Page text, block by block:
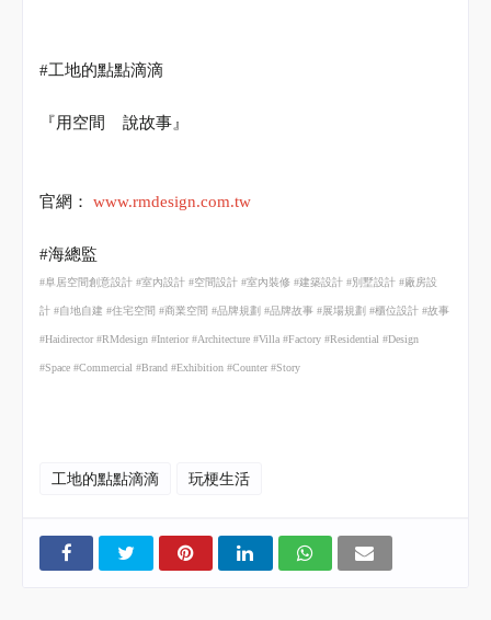
#工地的點點滴滴
『用空間 說故事』
官網： www.rmdesign.com.tw
#海總監
#阜居空間創意設計 #室內設計 #空間設計 #室內裝修 #建築設計 #別墅設計 #廠房設
計 #自地自建 #住宅空間 #商業空間 #品牌規劃 #品牌故事 #展場規劃 #櫃位設計 #故事
#Haidirector #RMdesign #Interior #Architecture #Villa #Factory #Residential #Design
#Space #Commercial #Brand #Exhibition #Counter #Story
工地的點點滴滴 玩梗生活